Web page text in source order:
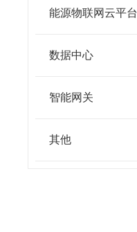
能源物联网云平台
数据中心
智能网关
其他